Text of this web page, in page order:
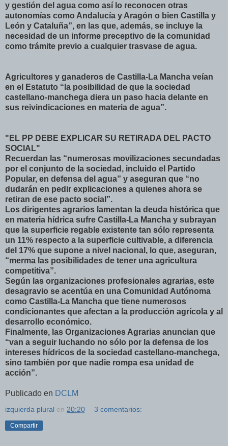
y gestión del agua como así lo reconocen otras
autonomías como Andalucía y Aragón o bien Castilla y
León y Cataluña”, en las que, además, se incluye la
necesidad de un informe preceptivo de la comunidad
como trámite previo a cualquier trasvase de agua.
Agricultores y ganaderos de Castilla-La Mancha veían
en el Estatuto “la posibilidad de que la sociedad
castellano-manchega diera un paso hacia delante en
sus reivindicaciones en materia de agua”.
"EL PP DEBE EXPLICAR SU RETIRADA DEL PACTO
SOCIAL"
Recuerdan las “numerosas movilizaciones secundadas
por el conjunto de la sociedad, incluido el Partido
Popular, en defensa del agua” y aseguran que “no
dudarán en pedir explicaciones a quienes ahora se
retiran de ese pacto social”.
Los dirigentes agrarios lamentan la deuda histórica que
en materia hídrica sufre Castilla-La Mancha y subrayan
que la superficie regable existente tan sólo representa
un 11% respecto a la superficie cultivable, a diferencia
del 17% que supone a nivel nacional, lo que, aseguran,
“merma las posibilidades de tener una agricultura
competitiva”.
Según las organizaciones profesionales agrarias, este
desagravio se acentúa en una Comunidad Autónoma
como Castilla-La Mancha que tiene numerosos
condicionantes que afectan a la producción agrícola y al
desarrollo económico.
Finalmente, las Organizaciones Agrarias anuncian que
“van a seguir luchando no sólo por la defensa de los
intereses hídricos de la sociedad castellano-manchega,
sino también por que nadie rompa esa unidad de
acción”.
Publicado en DCLM
izquierda plural en 20:20 3 comentarios:
Compartir